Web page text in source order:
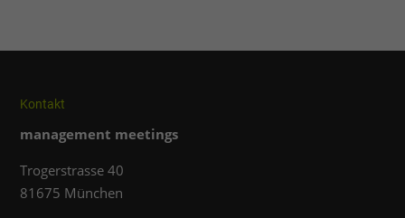
Kontakt
management meetings
Trogerstrasse 40
81675 München